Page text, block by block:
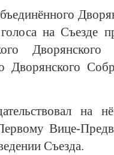
на Съезде
Дворянского
на
Вице-
Съезда.
Свидетельство